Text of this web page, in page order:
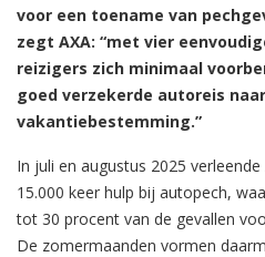
voor een toename van
zegt AXA: “met vier
reizigers zich minimaal
goed verzekerde autoreis
vakantiebestemming.”
In juli en augustus 2025
15.000 keer hulp bij autopech,
tot 30 procent van de gevallen
De zomermaanden vormen